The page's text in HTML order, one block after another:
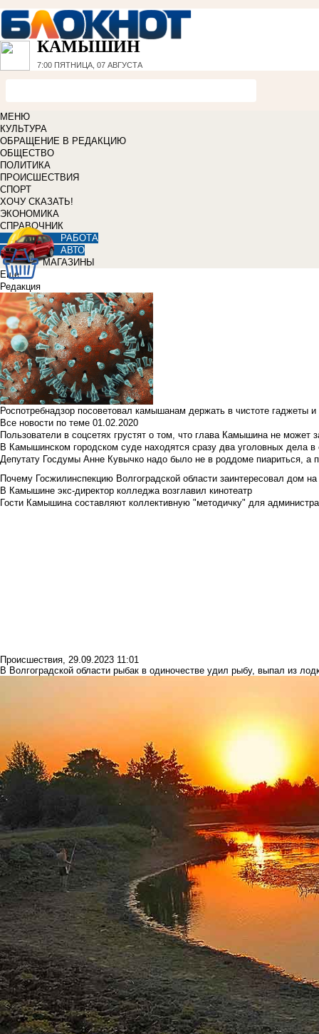
КАМЫШИН
7:00 ПЯТНИЦА, 07 АВГУСТА
МЕНЮ
КУЛЬТУРА
ОБРАЩЕНИЕ В РЕДАКЦИЮ
ОБЩЕСТВО
ПОЛИТИКА
ПРОИСШЕСТВИЯ
СПОРТ
ХОЧУ СКАЗАТЬ!
ЭКОНОМИКА
СПРАВОЧНИК
РАБОТА
АВТО
МАГАЗИНЫ
Еще
Редакция
Роспотребнадзор посоветовал камышанам держать в чистоте гаджеты
Все новости по теме 01.02.2020
Пользователи в соцсетях грустят о том, что глава Камышина не может
В Камышинском городском суде находятся сразу два уголовных дела
Депутату Госдумы Анне Кувычко надо было не в роддоме пиариться, а
Почему Госжилинспекцию Волгоградской области заинтересовал дом
В Камышине экс-директор колледжа возглавил кинотеатр
Гости Камышина составляют коллективную "методичку" для
Происшествия, 29.09.2023 11:01
В Волгоградской области рыбак в одиночестве удил рыбу, выпал из